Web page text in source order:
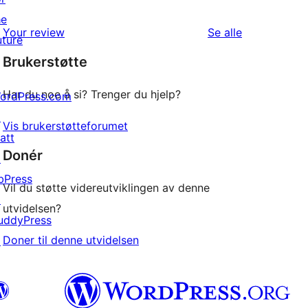
star
reviews
1-
star
review
Your review Se alleomtalene
Brukerstøtte
Har du noe å si? Trenger du hjelp?
Vis brukerstøtteforumet
Donér
Vil du støtte videreutviklingen av denne
utvidelsen?
Doner til denne utvidelsen